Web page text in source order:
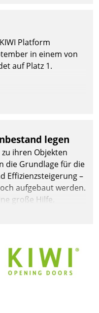
Platform
in einem von
auf Platz 1.
legen
ihren Objekten
die Grundlage für die
Effizienzsteigerung –
aufgebaut werden.
große Hilfe.